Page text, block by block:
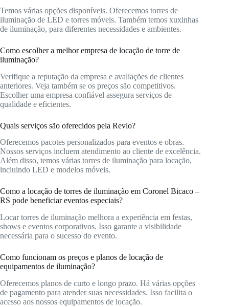
Temos várias opções disponíveis. Oferecemos torres de
iluminação de LED e torres móveis. Também temos xuxinhas
de iluminação, para diferentes necessidades e ambientes.
Como escolher a melhor empresa de locação de torre de
iluminação?
Verifique a reputação da empresa e avaliações de clientes
anteriores. Veja também se os preços são competitivos.
Escolher uma empresa confiável assegura serviços de
qualidade e eficientes.
Quais serviços são oferecidos pela Revlo?
Oferecemos pacotes personalizados para eventos e obras.
Nossos serviços incluem atendimento ao cliente de excelência.
Além disso, temos várias torres de iluminação para locação,
incluindo LED e modelos móveis.
Como a locação de torres de iluminação em Coronel Bicaco –
RS pode beneficiar eventos especiais?
Locar torres de iluminação melhora a experiência em festas,
shows e eventos corporativos. Isso garante a visibilidade
necessária para o sucesso do evento.
Como funcionam os preços e planos de locação de
equipamentos de iluminação?
Oferecemos planos de curto e longo prazo. Há várias opções
de pagamento para atender suas necessidades. Isso facilita o
acesso aos nossos equipamentos de locação.